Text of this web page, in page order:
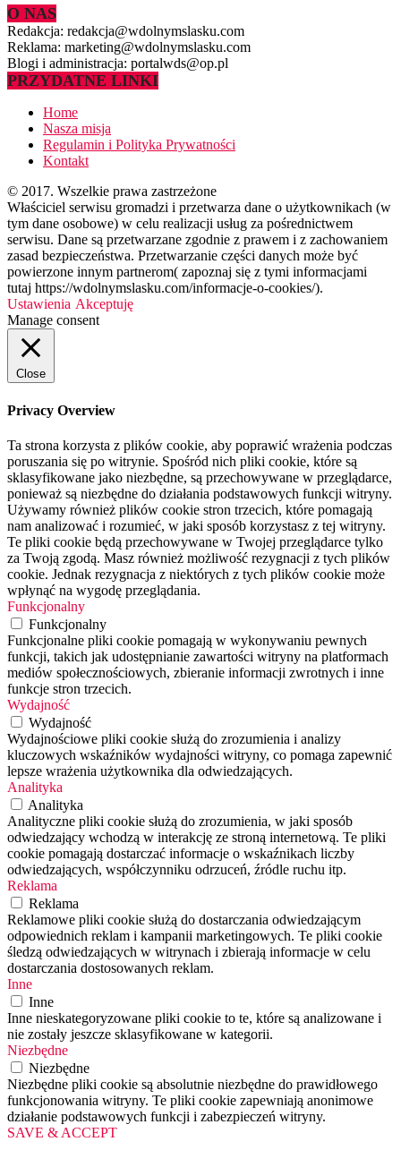
O NAS
Redakcja: redakcja@wdolnymslasku.com
Reklama: marketing@wdolnymslasku.com
Blogi i administracja: portalwds@op.pl
PRZYDATNE LINKI
Home
Nasza misja
Regulamin i Polityka Prywatności
Kontakt
© 2017. Wszelkie prawa zastrzeżone
Właściciel serwisu gromadzi i przetwarza dane o użytkownikach (w
tym dane osobowe) w celu realizacji usług za pośrednictwem
serwisu. Dane są przetwarzane zgodnie z prawem i z zachowaniem
zasad bezpieczeństwa. Przetwarzanie części danych może być
powierzone innym partnerom( zapoznaj się z tymi informacjami
tutaj https://wdolnymslasku.com/informacje-o-cookies/).
Ustawienia Akceptuję
Manage consent
Close
Privacy Overview
Ta strona korzysta z plików cookie, aby poprawić wrażenia podczas
poruszania się po witrynie. Spośród nich pliki cookie, które są
sklasyfikowane jako niezbędne, są przechowywane w przeglądarce,
ponieważ są niezbędne do działania podstawowych funkcji witryny.
Używamy również plików cookie stron trzecich, które pomagają
nam analizować i rozumieć, w jaki sposób korzystasz z tej witryny.
Te pliki cookie będą przechowywane w Twojej przeglądarce tylko
za Twoją zgodą. Masz również możliwość rezygnacji z tych plików
cookie. Jednak rezygnacja z niektórych z tych plików cookie może
wpłynąć na wygodę przeglądania.
Funkcjonalny
Funkcjonalny
Funkcjonalne pliki cookie pomagają w wykonywaniu pewnych
funkcji, takich jak udostępnianie zawartości witryny na platformach
mediów społecznościowych, zbieranie informacji zwrotnych i inne
funkcje stron trzecich.
Wydajność
Wydajność
Wydajnościowe pliki cookie służą do zrozumienia i analizy
kluczowych wskaźników wydajności witryny, co pomaga zapewnić
lepsze wrażenia użytkownika dla odwiedzających.
Analityka
Analityka
Analityczne pliki cookie służą do zrozumienia, w jaki sposób
odwiedzający wchodzą w interakcję ze stroną internetową. Te pliki
cookie pomagają dostarczać informacje o wskaźnikach liczby
odwiedzających, współczynniku odrzuceń, źródle ruchu itp.
Reklama
Reklama
Reklamowe pliki cookie służą do dostarczania odwiedzającym
odpowiednich reklam i kampanii marketingowych. Te pliki cookie
śledzą odwiedzających w witrynach i zbierają informacje w celu
dostarczania dostosowanych reklam.
Inne
Inne
Inne nieskategoryzowane pliki cookie to te, które są analizowane i
nie zostały jeszcze sklasyfikowane w kategorii.
Niezbędne
Niezbędne
Niezbędne pliki cookie są absolutnie niezbędne do prawidłowego
funkcjonowania witryny. Te pliki cookie zapewniają anonimowe
działanie podstawowych funkcji i zabezpieczeń witryny.
SAVE & ACCEPT